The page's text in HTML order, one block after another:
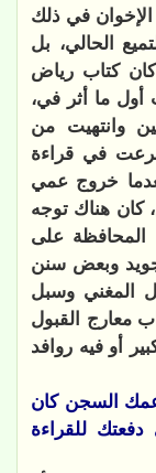
في ذلك
الحالي، بل
كان كتاب رياض
أول ما أثر في،
وانتهيت من
في قراءة
خروج عمي
الوضع، كان هناك توجه
المحافظة على
وبعض سنن
المغني وسبل
معارج القبول
أو فيه روافد
السجن كان
للقراءة